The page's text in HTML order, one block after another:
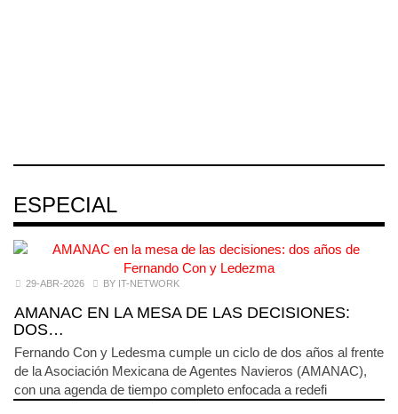
ESPECIAL
29-ABR-2026 BY IT-NETWORK
AMANAC EN LA MESA DE LAS DECISIONES:
DOS…
Fernando Con y Ledesma cumple un ciclo de dos años al frente
de la Asociación Mexicana de Agentes Navieros (AMANAC),
con una agenda de tiempo completo enfocada a redefi